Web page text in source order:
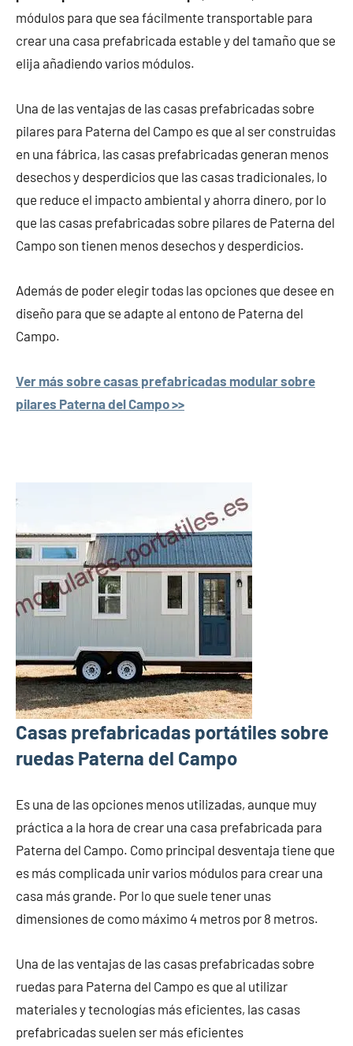
módulos para que sea fácilmente transportable para
crear una casa prefabricada estable y del tamaño que se
elija añadiendo varios módulos.
Una de las ventajas de las casas prefabricadas sobre
pilares para Paterna del Campo es que al ser construidas
en una fábrica, las casas prefabricadas generan menos
desechos y desperdicios que las casas tradicionales, lo
que reduce el impacto ambiental y ahorra dinero, por lo
que las casas prefabricadas sobre pilares de Paterna del
Campo son tienen menos desechos y desperdicios.
Además de poder elegir todas las opciones que desee en
diseño para que se adapte al entono de Paterna del
Campo.
Ver más sobre casas prefabricadas modular sobre
pilares Paterna del Campo >>
Casas prefabricadas portátiles sobre
ruedas Paterna del Campo
Es una de las opciones menos utilizadas, aunque muy
práctica a la hora de crear una casa prefabricada para
Paterna del Campo. Como principal desventaja tiene que
es más complicada unir varios módulos para crear una
casa más grande. Por lo que suele tener unas
dimensiones de como máximo 4 metros por 8 metros.
Una de las ventajas de las casas prefabricadas sobre
ruedas para Paterna del Campo es que al utilizar
materiales y tecnologías más eficientes, las casas
prefabricadas suelen ser más eficientes